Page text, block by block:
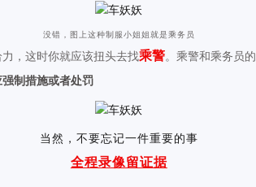
没错，图上这种制服小姐姐就是乘务员
，这时你就应该扭头去找乘警。乘警和乘务员
制措施或者处罚
当然，不要忘记一件重要的事
全程录像留证据